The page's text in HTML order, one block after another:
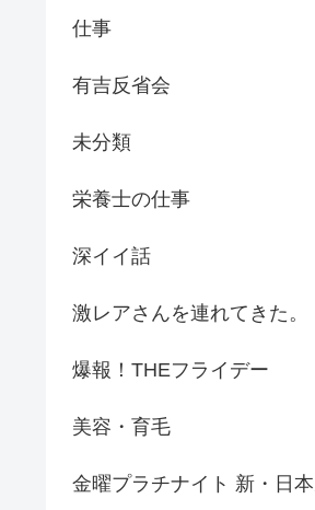
仕事
有吉反省会
未分類
栄養士の仕事
深イイ話
激レアさんを連れてきた。
爆報！THEフライデー
美容・育毛
金曜プラチナイト 新・日